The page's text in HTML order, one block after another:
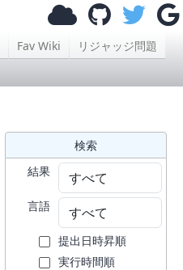
Fav Wiki
リジャッジ問題
検索
結果
言語
提出日時昇順
実行時間順